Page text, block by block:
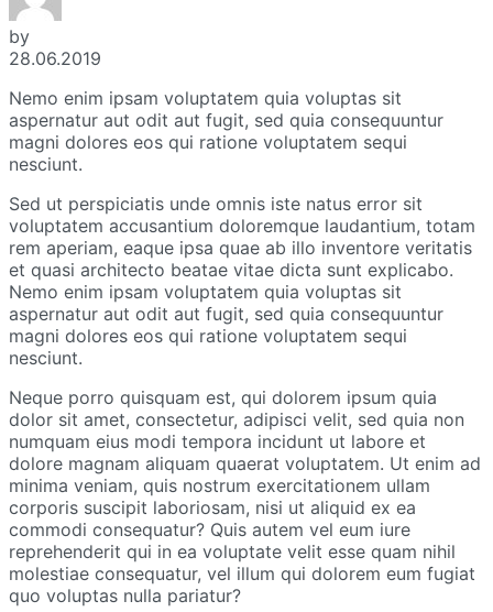
by
28.06.2019
Nemo enim ipsam voluptatem quia voluptas sit
aspernatur aut odit aut fugit, sed quia consequuntur
magni dolores eos qui ratione voluptatem sequi
nesciunt.
Sed ut perspiciatis unde omnis iste natus error sit
voluptatem accusantium doloremque laudantium, totam
rem aperiam, eaque ipsa quae ab illo inventore veritatis
et quasi architecto beatae vitae dicta sunt explicabo.
Nemo enim ipsam voluptatem quia voluptas sit
aspernatur aut odit aut fugit, sed quia consequuntur
magni dolores eos qui ratione voluptatem sequi
nesciunt.
Neque porro quisquam est, qui dolorem ipsum quia
dolor sit amet, consectetur, adipisci velit, sed quia non
numquam eius modi tempora incidunt ut labore et
dolore magnam aliquam quaerat voluptatem. Ut enim ad
minima veniam, quis nostrum exercitationem ullam
corporis suscipit laboriosam, nisi ut aliquid ex ea
commodi consequatur? Quis autem vel eum iure
reprehenderit qui in ea voluptate velit esse quam nihil
molestiae consequatur, vel illum qui dolorem eum fugiat
quo voluptas nulla pariatur?